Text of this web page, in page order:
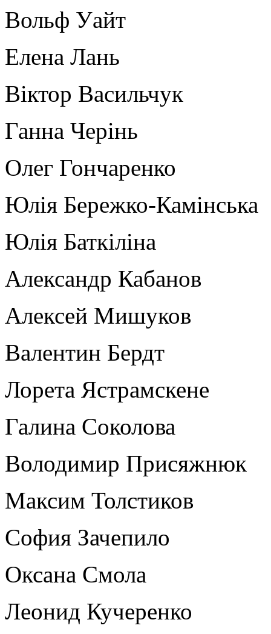
Вольф Уайт
Елена Лань
Віктор Васильчук
Ганна Черінь
Олег Гончаренко
Юлія Бережко-Камінська
Юлія Баткіліна
Александр Кабанов
Алексей Мишуков
Валентин Бердт
Лорета Ястрамскене
Галина Соколова
Володимир Присяжнюк
Максим Толстиков
София Зачепило
Оксана Смола
Леонид Кучеренко